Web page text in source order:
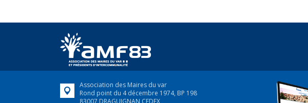
Association des Maires du var
Rond point du 4 décembre 1974, BP 198
83007 DRAGUIGNAN CEDEX